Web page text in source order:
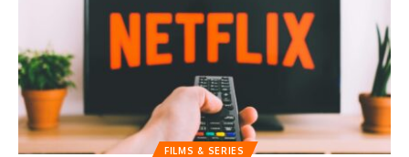
FILMS & SERIES